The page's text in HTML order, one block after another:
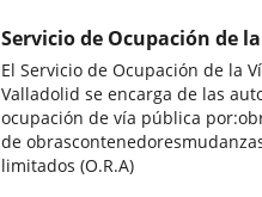
Servicio de Ocupación de
El Servicio de Ocupación de la
Valladolid se encarga de las
ocupación de vía pública
de
limitados (O.R.A)